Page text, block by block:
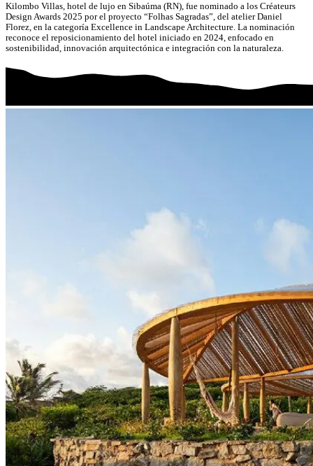
Kilombo Villas, hotel de lujo en Sibaúma (RN), fue nominado a los Créateurs
Design Awards 2025 por el proyecto “Folhas Sagradas”, del atelier Daniel
Florez, en la categoría Excellence in Landscape Architecture. La nominación
reconoce el reposicionamiento del hotel iniciado en 2024, enfocado en
sostenibilidad, innovación arquitectónica e integración con la naturaleza.